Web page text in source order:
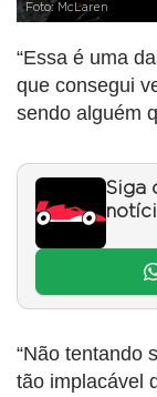
Foto: McLaren
“Essa é uma
que consegui
sendo alguém
Siga
“Não tentando
tão implacável